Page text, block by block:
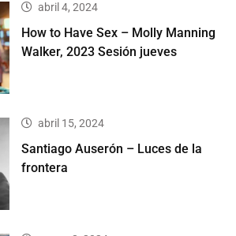
abril 4, 2024
How to Have Sex – Molly Manning
Walker, 2023 Sesión jueves
abril 15, 2024
Santiago Auserón – Luces de la
frontera